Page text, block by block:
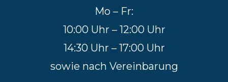
Mo – Fr:
10:00 Uhr – 12:00 Uhr
14:30 Uhr – 17:00 Uhr
sowie nach Vereinbarung